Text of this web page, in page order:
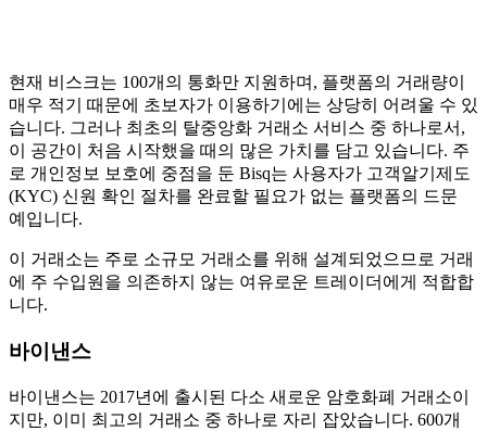
현재 비스크는 100개의 통화만 지원하며, 플랫폼의 거래량이
매우 적기 때문에 초보자가 이용하기에는 상당히 어려울 수 있
습니다. 그러나 최초의 탈중앙화 거래소 서비스 중 하나로서,
이 공간이 처음 시작했을 때의 많은 가치를 담고 있습니다. 주
로 개인정보 보호에 중점을 둔 Bisq는 사용자가 고객알기제도
(KYC) 신원 확인 절차를 완료할 필요가 없는 플랫폼의 드문
예입니다.
이 거래소는 주로 소규모 거래소를 위해 설계되었으므로 거래
에 주 수입원을 의존하지 않는 여유로운 트레이더에게 적합합
니다.
바이낸스
바이낸스는 2017년에 출시된 다소 새로운 암호화폐 거래소이
지만, 이미 최고의 거래소 중 하나로 자리 잡았습니다. 600개